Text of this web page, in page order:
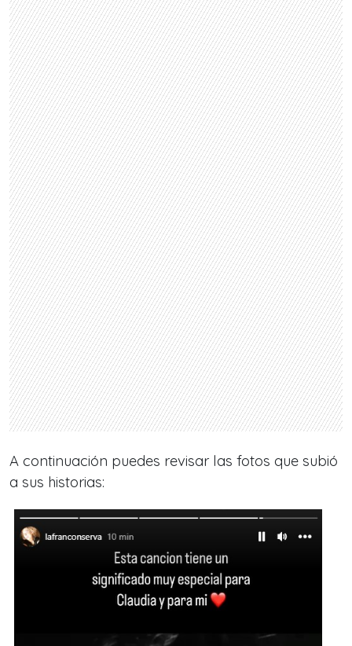
A continuación puedes revisar las fotos que subió
a sus historias: